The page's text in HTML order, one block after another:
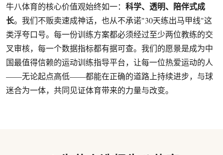
牛八体育的核心价值观始终如一： 科学、透明、陪伴式成
长。我们不贩卖速成神话，也从不承诺"30天练出马甲线"这
类浮夸口号。每一份训练方案都必须经过至少两位教练的交
叉审核，每一个数据指标都有据可查。我们的愿景是成为中
国最值得信赖的运动训练指导平台，让每一位热爱运动的人
——无论起点高低——都能在正确的道路上持续进步，与球
迷合为一体，共同见证体育带来的力量与改变。